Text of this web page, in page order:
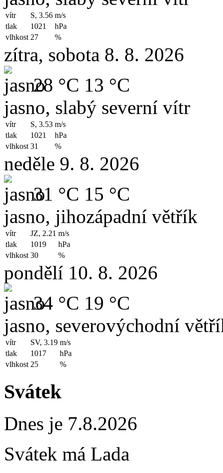
vítr S, 3.56 m/s
tlak
1021
hPa
vlhkost 27 %
zítra, sobota 8. 8. 2026
28 °C 13 °C
jasno, slabý severní vítr
vítr S, 3.53 m/s
tlak
1021
hPa
vlhkost 31 %
neděle 9. 8. 2026
31 °C 15 °C
jasno, jihozápadní větřík
vítr JZ, 2.21 m/s
tlak
1019
hPa
vlhkost 30 %
pondělí 10. 8. 2026
34 °C 19 °C
jasno, severovýchodní
vítr SV, 3.19 m/s
tlak
1017
hPa
vlhkost 25 %
Svátek
Dnes je 7.8.2026
Svátek má Lada